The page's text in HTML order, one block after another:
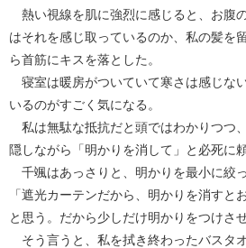
熱い視線を肌に強烈に感じると、お腹
はそれを感じ取っているのか、私の髪を
ら首筋にキスを落とした。
寝室は暖房がついていて寒さは感じな
いるのがすごく気になる。
私は無駄な抵抗だと頭ではわかりつつ
隠しながら「明かりを消して」と必死に頼
千颯はあっさりと、明かりを最小に絞っ
「遮光カーテンだから、明かりを消すと
と思う。だから少しだけ明かりをつけさせ
そう言うと、私を拭き終わったバスタ